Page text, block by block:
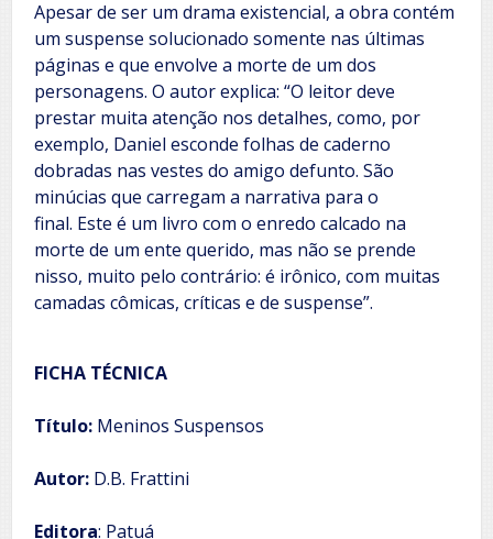
Apesar de ser um drama existencial, a obra contém
um suspense solucionado somente nas últimas
páginas e que envolve a morte de um dos
personagens. O autor explica: “O leitor deve
prestar muita atenção nos detalhes, como, por
exemplo, Daniel esconde folhas de caderno
dobradas nas vestes do amigo defunto. São
minúcias que carregam a narrativa para o
final. Este é um livro com o enredo calcado na
morte de um ente querido, mas não se prende
nisso, muito pelo contrário: é irônico, com muitas
camadas cômicas, críticas e de suspense”.
FICHA TÉCNICA
Título: Meninos Suspensos
Autor: D.B. Frattini
Editora: Patuá